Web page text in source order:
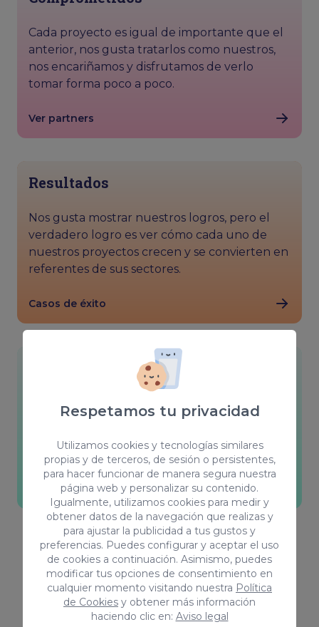
Respetamos tu privacidad
Utilizamos cookies y tecnologías similares
propias y de terceros, de sesión o persistentes,
para hacer funcionar de manera segura nuestra
página web y personalizar su contenido.
Igualmente, utilizamos cookies para medir y
obtener datos de la navegación que realizas y
para ajustar la publicidad a tus gustos y
preferencias. Puedes configurar y aceptar el uso
de cookies a continuación. Asimismo, puedes
modificar tus opciones de consentimiento en
cualquier momento visitando nuestra Política
de Cookies y obtener más información
haciendo clic en: Aviso legal
Cada proyecto es igual de importante que el
anterior, nos gusta tratarlos como nuestros,
nos encariñamos y disfrutamos de verlo
tomar forma poco a poco.
Ver partners
Resultados
Nos gusta mostrar nuestros logros, pero el
verdadero logro es ver cómo cada uno de
nuestros proyectos crecen y se convierten en
referentes de sus sectores.
Casos de éxito
Somos fieles defensores de la formación para
crecer como profesionales, nos adaptamos a
que más se adecue a cada uno.
Visita nuestro blog
Sobre nosotros